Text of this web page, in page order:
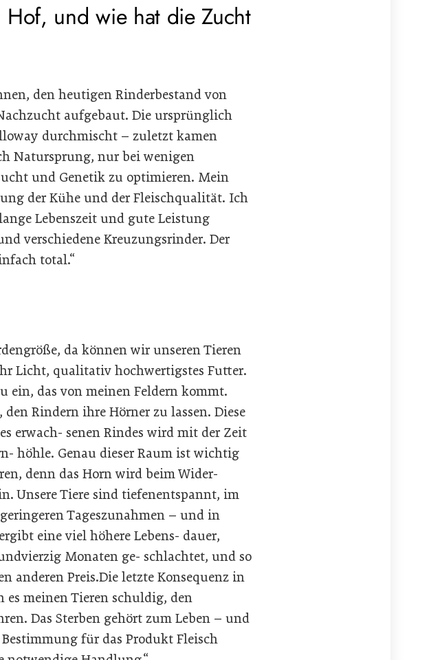
und wie hat die Zucht
den heutigen Rinderbestand von
aufgebaut. Die ursprünglich
durchmischt – zuletzt kamen
Natursprung, nur bei wenigen
und Genetik zu optimieren. Mein
der Kühe und der Fleischqualität. Ich
Lebenszeit und gute Leistung
verschiedene Kreuzungsrinder. Der
total.“
da können wir unseren Tieren
Licht, qualitativ hochwertigstes Futter.
ein, das von meinen Feldern kommt.
Rindern ihre Hörner zu lassen. Diese
erwach- senen Rindes wird mit der Zeit
höhle. Genau dieser Raum ist wichtig
denn das Horn wird beim Wider-
Unsere Tiere sind tiefenentspannt, im
Tageszunahmen – und in
eine viel höhere Lebens- dauer,
Monaten ge- schlachtet, und so
anderen Preis.Die letzte Konsequenz in
meinen Tieren schuldig, den
Das Sterben gehört zum Leben – und
für das Produkt Fleisch